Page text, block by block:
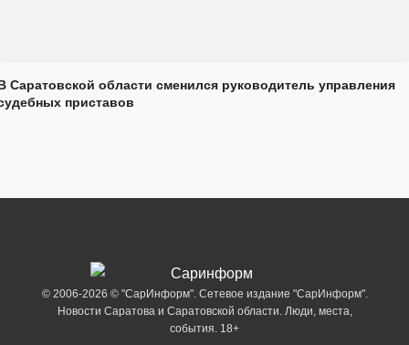
Саратовской области сменился руководитель управления
приставов
© 2006-2026 © "СарИнформ". Сетевое издание "СарИнформ".
Новости Саратова и Саратовской области. Люди, места,
события. 18+